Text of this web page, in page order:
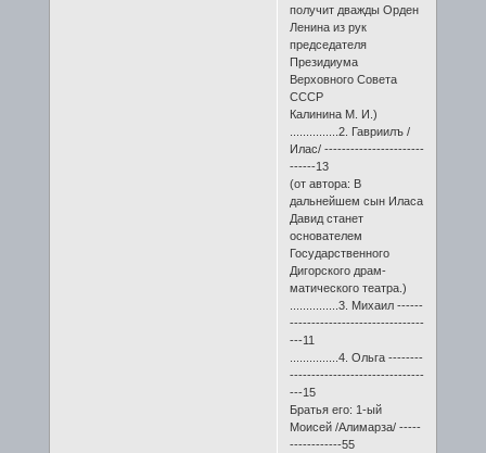
получит дважды Орден
Ленина из рук
председателя
Президиума
Верховного Совета
СССР
Калинина М. И.)
...............2. Гавриилъ /
Илас/ -----------------------
------13
(от автора: В
дальнейшем сын Иласа
Давид станет
основателем
Государственного
Дигорского драм-
матического театра.)
...............3. Михаил ------
-------------------------------
---11
...............4. Ольга --------
-------------------------------
---15
Братья его: 1-ый
Моисей /Алимарза/ -----
------------55